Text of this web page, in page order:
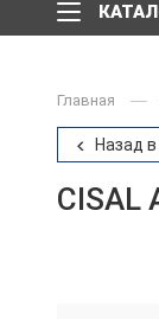
Главная
Назад
CISAL